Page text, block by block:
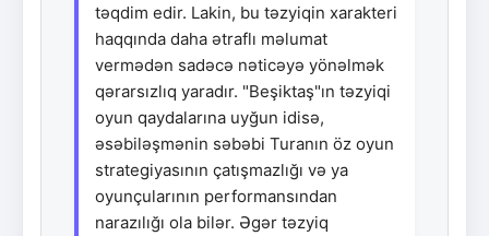
təqdim edir. Lakin, bu təzyiqin xarakteri
haqqında daha ətraflı məlumat
vermədən sadəcə nəticəyə yönəlmək
qərarsızlıq yaradır. "Beşiktaş"ın təzyiqi
oyun qaydalarına uyğun idisə,
əsəbiləşmənin səbəbi Turanın öz oyun
strategiyasının çatışmazlığı və ya
oyunçularının performansından
narazılığı ola bilər. Əgər təzyiq